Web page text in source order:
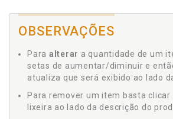
OBSERVAÇÕES
Para alterar a quantidade de um
setas de aumentar/diminuir e
atualiza que será exibido ao lado
Para remover um item basta clicar
lixeira ao lado da descrição do